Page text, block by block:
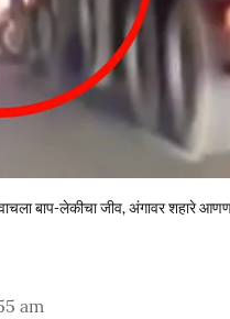
बाप-लेकीचा जीव, अंगावर शहारे
am